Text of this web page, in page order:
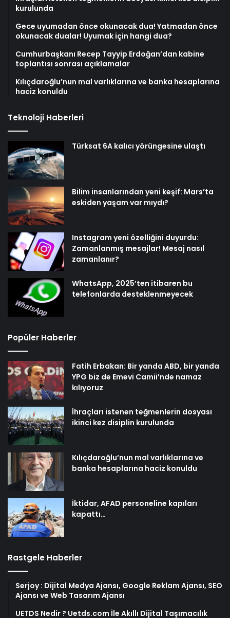
kurulunda
Gece uyumadan önce okunacak dua! Yatmadan önce
okunacak dualar! Uyumak için hangi dua?
Cumhurbaşkanı Recep Tayyip Erdoğan’dan kabine
toplantısı sonrası açıklamalar
Kılıçdaroğlu’nun mal varlıklarına ve banka hesaplarına
haciz konuldu
Teknoloji Haberleri
Türksat 6A kalıcı yörüngesine ulaştı
Bilim insanlarından yeni keşif: Mars’ta
eskiden yaşam var mıydı?
Instagram yeni özelliğini duyurdu:
Zamanlanmış mesajlar! Mesaj nasıl
zamanlanır?
WhatsApp, 2025’ten itibaren bu
telefonlarda desteklenmeyecek
Popüler Haberler
Fatih Erbakan: Bir yanda ABD, bir yanda
YPG biz de Emevi Camii’nde namaz
kılıyoruz
İhraçları istenen teğmenlerin dosyası
ikinci kez disiplin kurulunda
Kılıçdaroğlu’nun mal varlıklarına ve
banka hesaplarına haciz konuldu
İktidar, AFAD personeline kapıları
kapattı…
Rastgele Haberler
Serjoy : Dijital Medya Ajansı, Google Reklam Ajansı, SEO
Ajansı ve Web Tasarım Ajansı
UETDS Nedir ? Uetds.com İle Akıllı Dijital Taşımacılık